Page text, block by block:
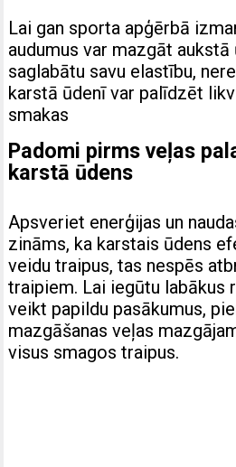
Lai gan sporta apģērbā
audumus var mazgāt aukstā
saglabātu savu elastību,
karstā ūdenī var palīdzēt
smakas
Padomi pirms veļas
karstā ūdens
Apsveriet enerģijas un
zināms, ka karstais ūdens
veidu traipus, tas nespēs
traipiem. Lai iegūtu labākus
veikt papildu pasākumus,
mazgāšanas veļas
visus smagos traipus.